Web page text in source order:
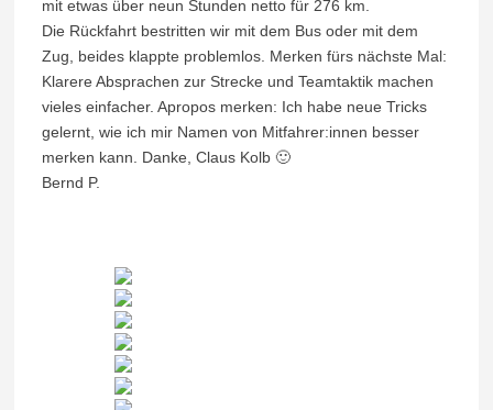
mit etwas über neun Stunden netto für 276 km.
Die Rückfahrt bestritten wir mit dem Bus oder mit dem
Zug, beides klappte problemlos. Merken fürs nächste Mal:
Klarere Absprachen zur Strecke und Teamtaktik machen
vieles einfacher. Apropos merken: Ich habe neue Tricks
gelernt, wie ich mir Namen von Mitfahrer:innen besser
merken kann. Danke, Claus Kolb 🙂
Bernd P.